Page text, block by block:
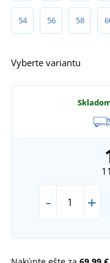
54 56 58
Vyberte variantu
- +